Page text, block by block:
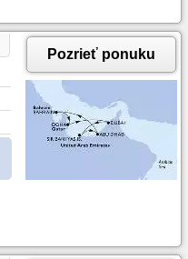
Pozrieť ponuku